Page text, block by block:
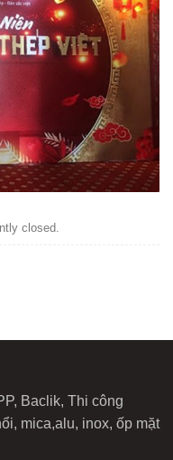
closed.
Baclik, Thi công
mica,alu, inox, ốp mặt